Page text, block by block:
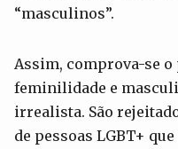
“masculinos”.
Assim, comprova-se
feminilidade e
irrealista. São
de pessoas LGBT+